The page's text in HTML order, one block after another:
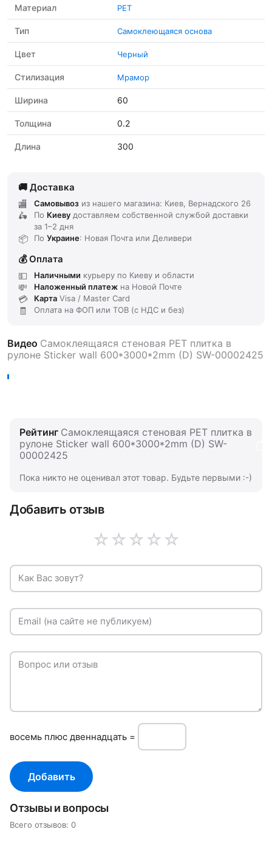
Материал PET
Тип Самоклеющаяся основа
Цвет Черный
Стилизация Мрамор
Ширина 60
Толщина 0.2
Длина 300
Доставка
Самовывоз из нашего магазина: Киев, Вернадского 26
По Киеву доставляем собственной службой доставки
за 1–2 дня
По Украине: Новая Почта или Деливери
Оплата
Наличными курьеру по Киеву и области
Наложенный платеж на Новой Почте
Карта Visa / Master Card
Оплата на ФОП или ТОВ (с НДС и без)
Видео Самоклеящаяся стеновая PET плитка в
рулоне Sticker wall 600*3000*2mm (D) SW-00002425
Рейтинг Самоклеящаяся стеновая PET плитка в
рулоне Sticker wall 600*3000*2mm (D) SW-
00002425
Пока никто не оценивал этот товар. Будьте первыми :-)
Добавить отзыв
☆
☆
☆
☆
☆
Как Вас зовут?
Email (на сайте не публикуем)
Вопрос или отзыв
вoсeмь плюc двеннадцать =
Добавить
Отзывы и вопросы
Всего отзывов: 0